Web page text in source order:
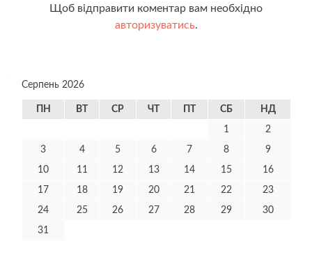
Щоб відправити коментар вам необхідно
авторизуватись.
Серпень 2026
ПН ВТ СР ЧТ СБ НД
1 2
3 4 5 6 7 8 9
10 11 12 13 14 15 16
17 18 19 20 21 22 23
24 25 26 27 28 29 30
31